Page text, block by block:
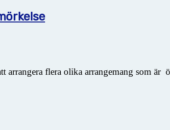
arrangera flera olika arrangemang som